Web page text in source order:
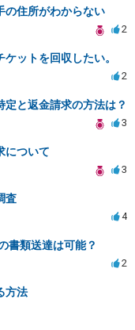
の住所がわからない
2
ットを回収したい。
2
と返金請求の方法は？
3
について
3
査
4
書類送達は可能？
2
方法